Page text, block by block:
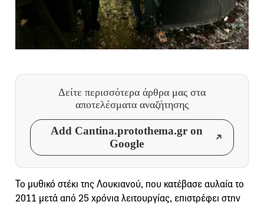
Δείτε περισσότερα άρθρα μας στα
αποτελέσματα αναζήτησης
Add Cantina.protothema.gr on
Google
Το μυθικό στέκι της Λουκιανού, που κατέβασε αυλαία το
2011 μετά από 25 χρόνια λειτουργίας, επιστρέφει στην